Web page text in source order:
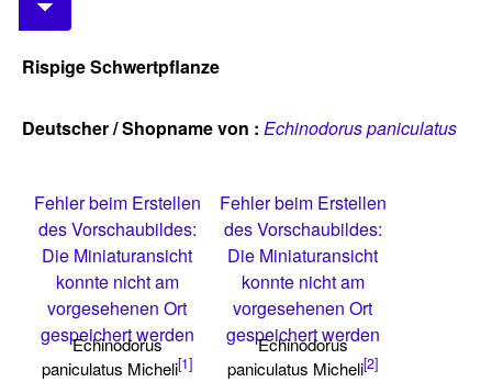
Rispige Schwertpflanze
Deutscher / Shopname von : Echinodorus paniculatus
Fehler beim Erstellen
des Vorschaubildes:
Die Miniaturansicht
konnte nicht am
vorgesehenen Ort
gespeichert werden
Echinodorus
paniculatus Micheli[1]
Fehler beim Erstellen
des Vorschaubildes:
Die Miniaturansicht
konnte nicht am
vorgesehenen Ort
gespeichert werden
Echinodorus
paniculatus Micheli[2]